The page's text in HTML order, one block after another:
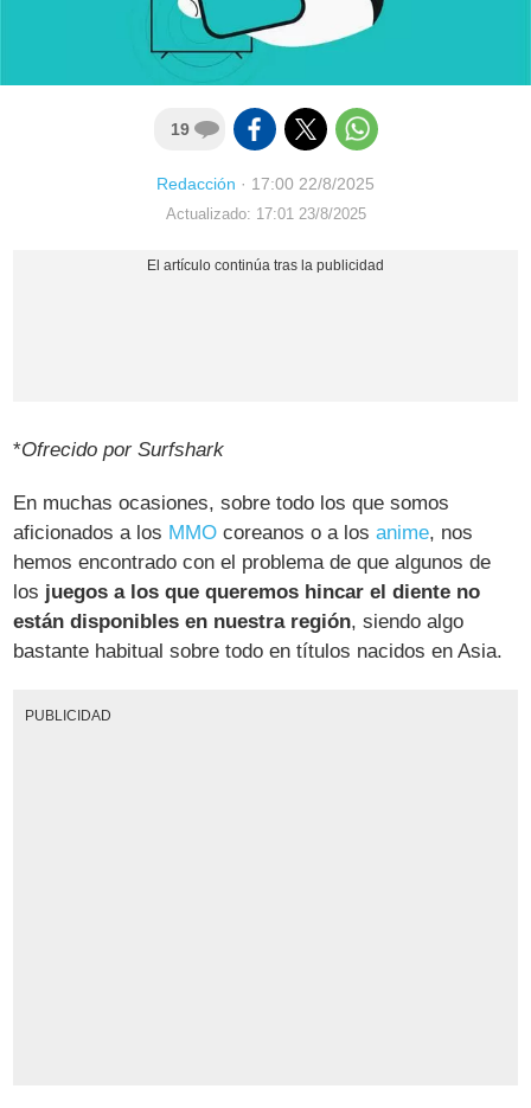
19
Redacción · 17:00 22/8/2025
Actualizado: 17:01 23/8/2025
*Ofrecido por Surfshark
En muchas ocasiones, sobre todo los que somos
aficionados a los MMO coreanos o a losanime, nos
hemos encontrado con el problema de que algunos de
los juegos a los que queremos hincar el diente no
están disponibles en nuestra región, siendo algo
bastante habitual sobre todo en títulos nacidos en Asia.
PUBLICIDAD